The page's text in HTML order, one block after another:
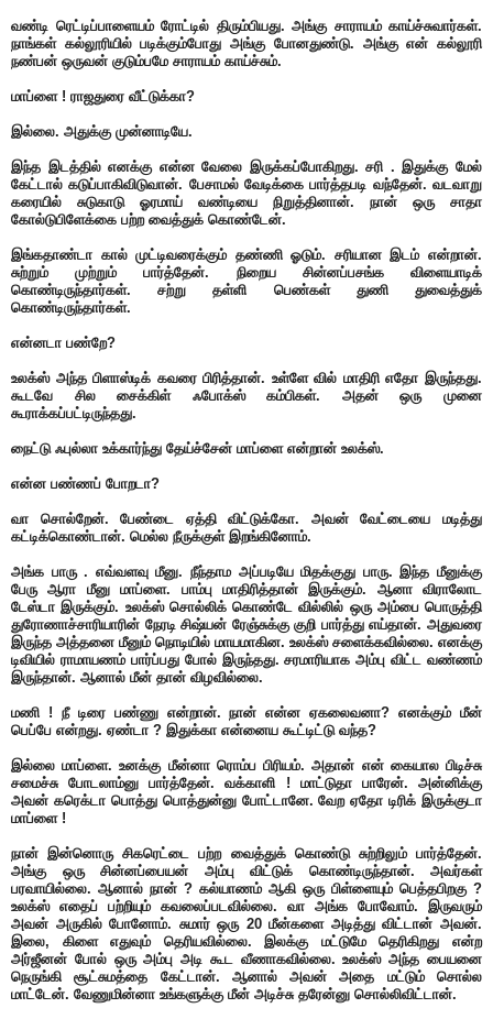
வண்டி ரெட்டிப்பாளையம் ரோட்டில் திரும்பியது. அங்கு சாராயம் காய்ச்சுவார்கள்.
நாங்கள் கல்லூரியில் படிக்கும்போது அங்கு போனதுண்டு. அங்கு என் கல்லூரி
நண்பன் ஒருவன் குடும்பமே சாராயம் காய்ச்சும்.
மாப்ளை ! ராஜதுரை வீட்டுக்கா?
இல்லை. அதுக்கு முன்னாடியே.
இந்த இடத்தில் எனக்கு என்ன வேலை இருக்கப்போகிறது. சரி . இதுக்கு மேல்
கேட்டால் கடுப்பாகிவிடுவான். பேசாமல் வேடிக்கை பார்த்தபடி வந்தேன். வடவாறு
கரையில் சுடுகாடு ஓரமாய் வண்டியை நிறுத்தினான். நான் ஒரு சாதா
கோல்டுபிளேக்கை பற்ற வைத்துக் கொண்டேன்.
இங்கதாண்டா கால் முட்டிவரைக்கும் தண்ணி ஓடும். சரியான இடம் என்றான்.
சுற்றும் முற்றும் பார்த்தேன். நிறைய சின்னப்பசங்க விளையாடிக்
கொண்டிருந்தார்கள். சற்று தள்ளி பெண்கள் துணி துவைத்துக்
கொண்டிருந்தார்கள்.
என்னடா பண்றே?
உலக்ஸ் அந்த பிளாஸ்டிக் கவரை பிரித்தான். உள்ளே வில் மாதிரி எதோ இருந்தது.
கூடவே சில சைக்கிள் ஃபோக்ஸ் கம்பிகள். அதன் ஒரு முனை
கூராக்கப்பட்டிருந்தது.
நைட்டு ஃபுல்லா உக்கார்ந்து தேய்ச்சேன் மாப்ளை என்றான் உலக்ஸ்.
என்ன பண்ணப் போறடா?
வா சொல்றேன். பேண்டை ஏத்தி விட்டுக்கோ. அவன் வேட்டையை மடித்து
கட்டிக்கொண்டான். மெல்ல நீருக்குள் இறங்கினோம்.
அங்க பாரு . எவ்வளவு மீனு. நீந்தாம அப்படியே மிதக்குது பாரு. இந்த மீனுக்கு
பேரு ஆரா மீனு மாப்ளை. பாம்பு மாதிரித்தான் இருக்கும். ஆனா விராலோட
டேஸ்டா இருக்கும். உலக்ஸ் சொல்லிக் கொண்டே வில்லில் ஒரு அம்பை பொருத்தி
துரோணாச்சாரியாரின் நேரடி சிஷ்யன் ரேஞ்சுக்கு குறி பார்த்து எய்தான். அதுவரை
இருந்த அத்தனை மீனும் நொடியில் மாயமாகின. உலக்ஸ் சளைக்கவில்லை. எனக்கு
டிவியில் ராமாயணம் பார்ப்பது போல் இருந்தது. சரமாரியாக அம்பு விட்ட வண்ணம்
இருந்தான். ஆனால் மீன் தான் விழவில்லை.
மணி ! நீ டிரை பண்ணு என்றான். நான் என்ன ஏகலைவனா? எனக்கும் மீன்
பெப்பே என்றது. ஏண்டா ? இதுக்கா என்னைய கூட்டிட்டு வந்த?
இல்லை மாப்ளை. உனக்கு மீன்னா ரொம்ப பிரியம். அதான் என் கையால பிடிச்சு
சமைச்சு போடலாம்னு பார்த்தேன். வக்காளி ! மாட்டுதா பாரேன். அன்னிக்கு
அவன் கரெக்டா பொத்து பொத்துன்னு போட்டானே. வேற ஏதோ டிரிக் இருக்குடா
மாப்ளை !
நான் இன்னொரு சிகரெட்டை பற்ற வைத்துக் கொண்டு சுற்றிலும் பார்த்தேன்.
அங்கு ஒரு சின்னப்பையன் அம்பு விட்டுக் கொண்டிருந்தான். அவர்கள்
பரவாயில்லை. ஆனால் நான் ? கல்யாணம் ஆகி ஒரு பிள்ளையும் பெத்தபிறகு ?
உலக்ஸ் எதைப் பற்றியும் கவலைப்படவில்லை. வா அங்க போவோம். இருவரும்
அவன் அருகில் போனோம். சுமார் ஒரு 20 மீன்களை அடித்து விட்டான் அவன்.
இலை, கிளை எதுவும் தெரியவில்லை. இலக்கு மட்டுமே தெரிகிறது என்ற
அர்ஜீனன் போல் ஒரு அம்பு அடி கூட வீணாகவில்லை. உலக்ஸ் அந்த பையனை
நெருங்கி சூட்சுமத்தை கேட்டான். ஆனால் அவன் அதை மட்டும் சொல்ல
மாட்டேன். வேணுமின்னா உங்களுக்கு மீன் அடிச்சு தரேன்னு சொல்லிவிட்டான்.